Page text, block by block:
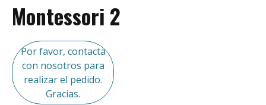
Montessori 2
Por favor, contacta
con nosotros para
realizar el pedido.
Gracias.